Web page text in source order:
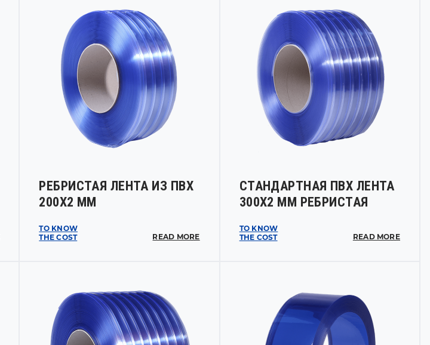
РЕБРИСТАЯ ЛЕНТА ИЗ ПВХ
200Х2 ММ
TO KNOW
THE COST
READ MORE
СТАНДАРТНАЯ ПВХ ЛЕНТА
300Х2 ММ РЕБРИСТАЯ
TO KNOW
THE COST
READ MORE